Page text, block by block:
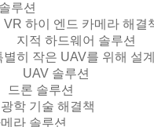
션
카메라 해결
웨어 솔루션
를 위해 설계
솔루션
루션
해결책
루션